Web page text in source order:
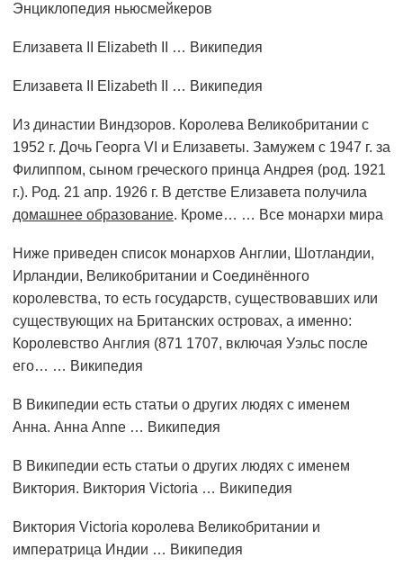
Энциклопедия ньюсмейкеров
Елизавета II Elizabeth II … Википедия
Елизавета II Elizabeth II … Википедия
Из династии Виндзоров. Королева Великобритании с
1952 г. Дочь Георга VI и Елизаветы. Замужем с 1947 г. за
Филиппом, сыном греческого принца Андрея (род. 1921
г.). Род. 21 апр. 1926 г. В детстве Елизавета получила
домашнее образование. Кроме… … Все монархи мира
Ниже приведен список монархов Англии, Шотландии,
Ирландии, Великобритании и Соединённого
королевства, то есть государств, существовавших или
существующих на Британских островах, а именно:
Королевство Англия (871 1707, включая Уэльс после
его… … Википедия
В Википедии есть статьи о других людях с именем
Анна. Анна Anne … Википедия
В Википедии есть статьи о других людях с именем
Виктория. Виктория Victoria … Википедия
Виктория Victoria королева Великобритании и
императрица Индии … Википедия